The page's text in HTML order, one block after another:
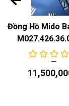
Đồng Hồ Mido